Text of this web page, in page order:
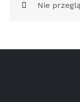
Nie